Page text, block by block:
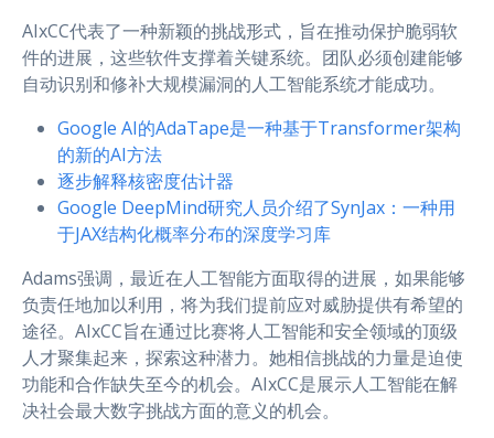
AIxCC代表了一种新颖的挑战形式，旨在推动保护脆弱软
件的进展，这些软件支撑着关键系统。团队必须创建能够
自动识别和修补大规模漏洞的人工智能系统才能成功。
Google AI的AdaTape是一种基于Transformer架构
的新的AI方法
逐步解释核密度估计器
Google DeepMind研究人员介绍了SynJax：一种用
于JAX结构化概率分布的深度学习库
Adams强调，最近在人工智能方面取得的进展，如果能够
负责任地加以利用，将为我们提前应对威胁提供有希望的
途径。AIxCC旨在通过比赛将人工智能和安全领域的顶级
人才聚集起来，探索这种潜力。她相信挑战的力量是迫使
功能和合作缺失至今的机会。AIxCC是展示人工智能在解
决社会最大数字挑战方面的意义的机会。